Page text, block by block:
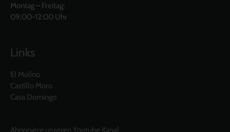
Montag – Freitag:
09:00-12:00 Uhr
Links
El Molino
Castillo Moro
Casa Domingo